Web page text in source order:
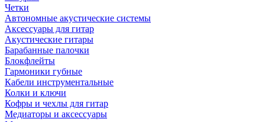
Четки
Автономные акустические системы
Аксессуары для гитар
Акустические гитары
Барабанные палочки
Блокфлейты
Гармоники губные
Кабели инструментальные
Колки и ключи
Кофры и чехлы для гитар
Медиаторы и аксессуары